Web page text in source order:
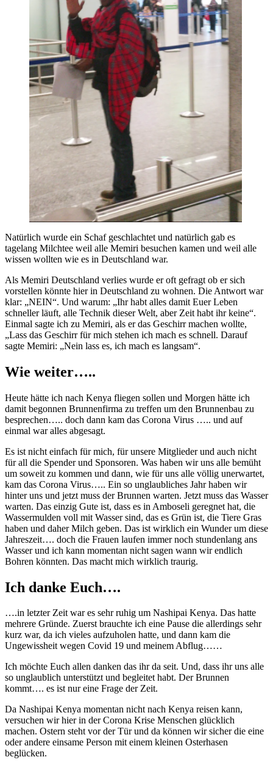
Natürlich wurde ein Schaf geschlachtet und natürlich gab es
tagelang Milchtee weil alle Memiri besuchen kamen und weil alle
wissen wollten wie es in Deutschland war.
Als Memiri Deutschland verlies wurde er oft gefragt ob er sich
vorstellen könnte hier in Deutschland zu wohnen. Die Antwort war
klar: „NEIN“. Und warum: „Ihr habt alles damit Euer Leben
schneller läuft, alle Technik dieser Welt, aber Zeit habt ihr keine“.
Einmal sagte ich zu Memiri, als er das Geschirr machen wollte,
„Lass das Geschirr für mich stehen ich mach es schnell. Darauf
sagte Memiri: „Nein lass es, ich mach es langsam“.
Wie weiter…..
Heute hätte ich nach Kenya fliegen sollen und Morgen hätte ich
damit begonnen Brunnenfirma zu treffen um den Brunnenbau zu
besprechen….. doch dann kam das Corona Virus ….. und auf
einmal war alles abgesagt.
Es ist nicht einfach für mich, für unsere Mitglieder und auch nicht
für all die Spender und Sponsoren. Was haben wir uns alle bemüht
um soweit zu kommen und dann, wie für uns alle völlig unerwartet,
kam das Corona Virus….. Ein so unglaubliches Jahr haben wir
hinter uns und jetzt muss der Brunnen warten. Jetzt muss das Wasser
warten. Das einzig Gute ist, dass es in Amboseli geregnet hat, die
Wassermulden voll mit Wasser sind, das es Grün ist, die Tiere Gras
haben und daher Milch geben. Das ist wirklich ein Wunder um diese
Jahreszeit…. doch die Frauen laufen immer noch stundenlang ans
Wasser und ich kann momentan nicht sagen wann wir endlich
Bohren könnten. Das macht mich wirklich traurig.
Ich danke Euch….
….in letzter Zeit war es sehr ruhig um Nashipai Kenya. Das hatte
mehrere Gründe. Zuerst brauchte ich eine Pause die allerdings sehr
kurz war, da ich vieles aufzuholen hatte, und dann kam die
Ungewissheit wegen Covid 19 und meinem Abflug……
Ich möchte Euch allen danken das ihr da seit. Und, dass ihr uns alle
so unglaublich unterstützt und begleitet habt. Der Brunnen
kommt…. es ist nur eine Frage der Zeit.
Da Nashipai Kenya momentan nicht nach Kenya reisen kann,
versuchen wir hier in der Corona Krise Menschen glücklich
machen. Ostern steht vor der Tür und da können wir sicher die eine
oder andere einsame Person mit einem kleinen Osterhasen
beglücken.